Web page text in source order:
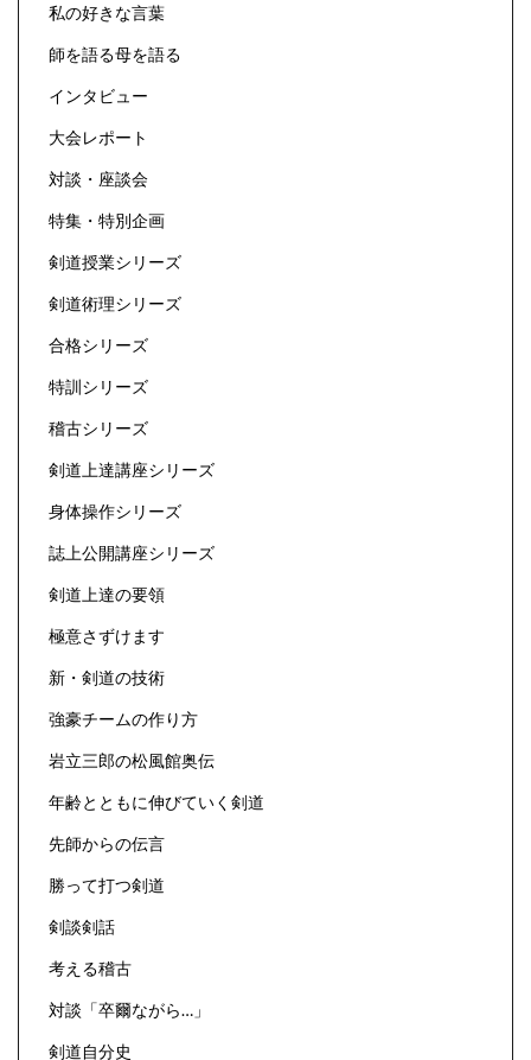
私の好きな言葉
師を語る母を語る
インタビュー
大会レポート
対談・座談会
特集・特別企画
剣道授業シリーズ
剣道術理シリーズ
合格シリーズ
特訓シリーズ
稽古シリーズ
剣道上達講座シリーズ
身体操作シリーズ
誌上公開講座シリーズ
剣道上達の要領
極意さずけます
新・剣道の技術
強豪チームの作り方
岩立三郎の松風館奥伝
年齢とともに伸びていく剣道
先師からの伝言
勝って打つ剣道
剣談剣話
考える稽古
対談「卒爾ながら…」
剣道自分史